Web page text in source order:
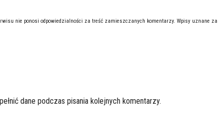
nie ponosi odpowiedzialności za treść zamieszczanych komentarzy. Wpisy uznane za
dane podczas pisania kolejnych komentarzy.